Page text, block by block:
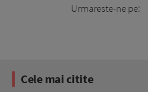
Urmareste-ne pe:
Cele mai citite